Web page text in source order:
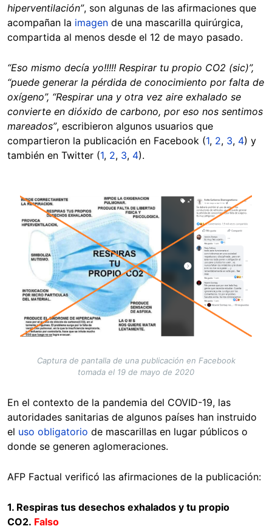
hiperventilación”, son algunas de las afirmaciones que
acompañan la imagen de una mascarilla quirúrgica,
compartida al menos desde el 12 de mayo pasado.
“Eso mismo decía yo!!!!! Respirar tu propio CO2 (sic)”,
“puede generar la pérdida de conocimiento por falta de
oxígeno”, “Respirar una y otra vez aire exhalado se
convierte en dióxido de carbono, por eso nos sentimos
mareados”, escribieron algunos usuarios que
compartieron la publicación en Facebook (1, 2, 3, 4) y
también en Twitter (1, 2, 3, 4).
Image
Captura de pantalla de una publicación en Facebook
tomada el 19 de mayo de 2020
En el contexto de la pandemia del COVID-19, las
autoridades sanitarias de algunos países han instruido
el uso obligatorio de mascarillas en lugar públicos o
donde se generen aglomeraciones.
AFP Factual verificó las afirmaciones de la publicación:
1. Respiras tus desechos exhalados y tu propio
CO2. Falso